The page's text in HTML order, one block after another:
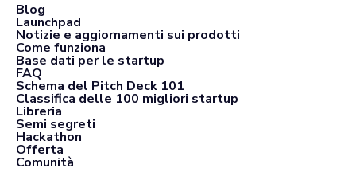
Blog
Launchpad
Notizie e aggiornamenti sui prodotti
Come funziona
Base dati per le startup
FAQ
Schema del Pitch Deck 101
Classifica delle 100 migliori startup
Libreria
Semi segreti
Hackathon
Offerta
Comunità